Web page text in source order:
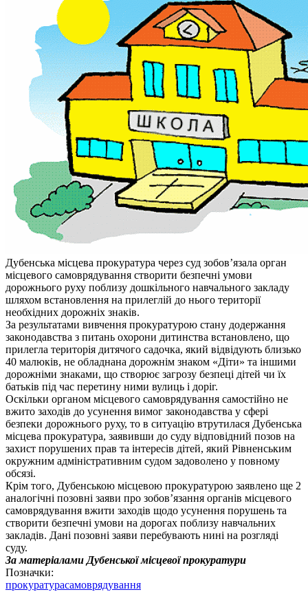
Дубенська місцева прокуратура через суд зобов’язала орган
місцевого самоврядування створити безпечні умови
дорожнього руху поблизу дошкільного навчального закладу
шляхом встановлення на прилеглій до нього території
необхідних дорожніх знаків.
За результатами вивчення прокуратурою стану додержання
законодавства з питань охорони дитинства встановлено, що
прилегла територія дитячого садочка, який відвідують близько
40 малюків, не обладнана дорожнім знаком «Діти» та іншими
дорожніми знаками, що створює загрозу безпеці дітей чи їх
батьків під час перетину ними вулиць і доріг.
Оскільки органом місцевого самоврядування самостійно не
вжито заходів до усунення вимог законодавства у сфері
безпеки дорожнього руху, то в ситуацію втрутилася Дубенська
місцева прокуратура, заявивши до суду відповідний позов на
захист порушених прав та інтересів дітей, який Рівненським
окружним адміністративним судом задоволено у повному
обсязі.
Крім того, Дубенською місцевою прокуратурою заявлено ще 2
аналогічні позовні заяви про зобов’язання органів місцевого
самоврядування вжити заходів щодо усунення порушень та
створити безпечні умови на дорогах поблизу навчальних
закладів. Дані позовні заяви перебувають нині на розгляді
суду.
За матеріалами Дубенської місцевої прокуратури
Позначки:
прокуратурасамоврядування